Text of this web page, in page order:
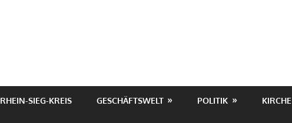
RHEIN-SIEG-KREIS GESCHÄFTSWELT POLITIK KIRCHE